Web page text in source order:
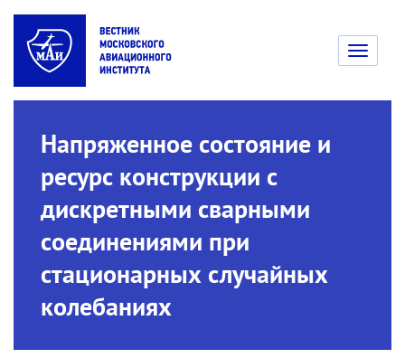
Toggle
Напряженное состояние и
ресурс конструкции с
дискретными сварными
соединениями при
стационарных случайных
колебаниях